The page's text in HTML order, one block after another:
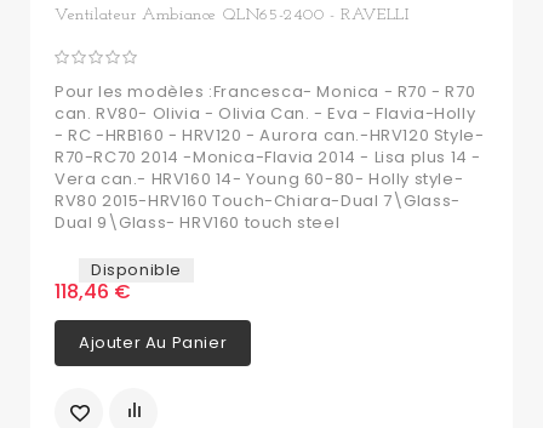
Ventilateur Ambiance QLN65-2400 - RAVELLI
Pour les modèles :Francesca- Monica - R70 - R70
can. RV80- Olivia - Olivia Can. - Eva - Flavia-Holly
- RC -HRB160 - HRV120 - Aurora can.-HRV120 Style-
R70-RC70 2014 -Monica-Flavia 2014 - Lisa plus 14 -
Vera can.- HRV160 14- Young 60-80- Holly style-
RV80 2015-HRV160 Touch-Chiara-Dual 7\Glass-
Dual 9\Glass- HRV160 touch steel
Disponible
118,46 €
Ajouter Au Panier